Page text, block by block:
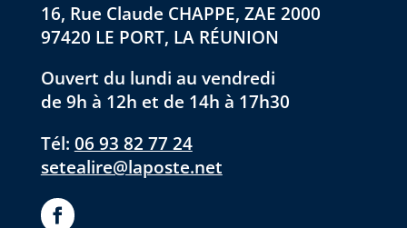
16, Rue Claude CHAPPE, ZAE 2000
97420 LE PORT, LA RÉUNION
Ouvert du lundi au vendredi
de 9h à 12h et de 14h à 17h30
Tél: 06 93 82 77 24
setealire@laposte.net